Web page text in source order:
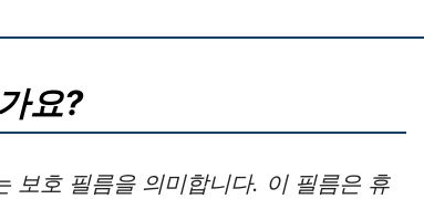
요?
보호 필름을 의미합니다. 이 필름은 휴